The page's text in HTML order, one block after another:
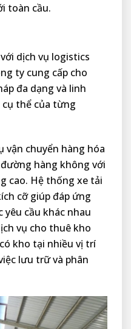
toàn cầu.
dịch vụ logistics
ty cung cấp cho
đa dạng và linh
thể của từng
vận chuyển hàng hóa
hàng không với
cao. Hệ thống xe tải
cỡ giúp đáp ứng
yêu cầu khác nhau
vụ cho thuê kho
kho tại nhiều vị trí
lưu trữ và phân